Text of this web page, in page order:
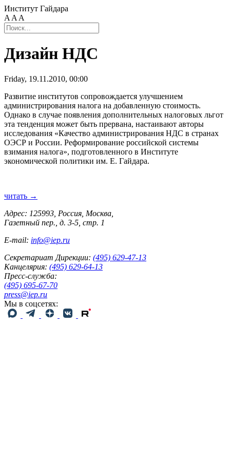
Институт Гайдара
A A A
Дизайн НДС
Friday, 19.11.2010, 00:00
Развитие институтов сопровождается улучшением
администрирования налога на добавленную стоимость.
Однако в случае появления дополнительных налоговых льгот
эта тенденция может быть прервана, настаивают авторы
исследования «Качество администрирования НДС в странах
ОЭСР и России. Реформирование российской системы
взимания налога», подготовленного в Институте
экономической политики им. Е. Гайдара.
читать →
Адрес: 125993, Россия, Москва,
Газетный пер., д. 3-5, стр. 1
E-mail: info@iep.ru
Секретариат Дирекции: (495) 629-47-13
Канцелярия: (495) 629-64-13
Пресс-служба:
(495) 695-67-70
press@iep.ru
Мы в соцсетях: